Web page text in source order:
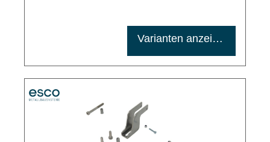
Maximale Bestellmenge: 1200
Varianten anzeigen